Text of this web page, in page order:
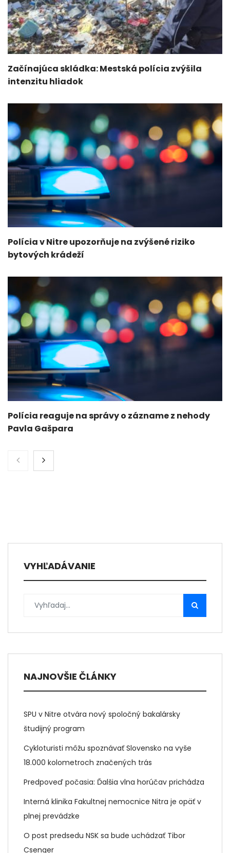
Začínajúca skládka: Mestská polícia zvýšila
intenzitu hliadok
Polícia v Nitre upozorňuje na zvýšené riziko
bytových krádeží
Polícia reaguje na správy o zázname z nehody
Pavla Gašpara
VYHĽADÁVANIE
NAJNOVŠIE ČLÁNKY
SPU v Nitre otvára nový spoločný bakalársky
študijný program
Cykloturisti môžu spoznávať Slovensko na vyše
18.000 kolometroch značených trás
Predpoveď počasia: Ďalšia vlna horúčav prichádza
Interná klinika Fakultnej nemocnice Nitra je opäť v
plnej prevádzke
O post predsedu NSK sa bude uchádzať Tibor
Csenger